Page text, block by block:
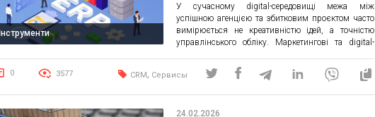
Інструменти
кейс української ERP
У сучасному digital-середовищі межа між
успішною агенцією та збитковим проєктом часто
вимірюється не креативністю ідей, а точністю
управлінського обліку. Маркетингові та digital-
парадоксальним викликом: кількість інструментів
для комунікації та трекінгу завдань зростає, а
позначку у 20–30 фахівців, […]
0 3577 CRM, Сервисы
24.02.2026